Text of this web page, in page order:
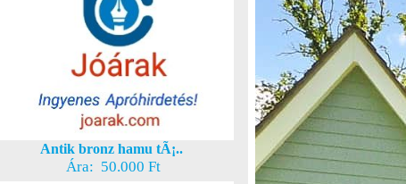
Antik bronz hamu tÃ¡..
Ára: 50.000 Ft